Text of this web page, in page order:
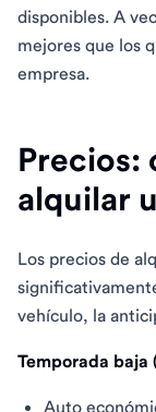
disponibles. A
mejores que los
empresa.
Precios:
alquilar
Los precios de
vehículo, la
Temporada baja
Auto